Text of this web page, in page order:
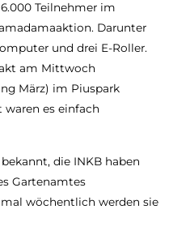
Teilnehmer im
Darunter
und drei E-Roller.
am Mittwoch
März) im Piuspark
waren es einfach
die INKB haben
Gartenamtes
wöchentlich werden sie